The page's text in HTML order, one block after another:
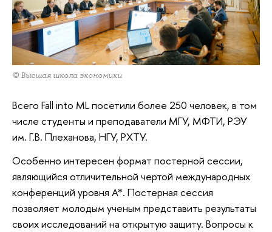
© Высшая школа экономики
Всего Fall into ML посетили более 250 человек, в том
числе студенты и преподаватели МГУ, МФТИ, РЭУ
им. Г.В. Плеханова, НГУ, РХТУ.
Особенно интересен формат постерной сессии,
являющийся отличительной чертой международных
конференций уровня А*. Постерная сессия
позволяет молодым ученым представить результаты
своих исследований на открытую защиту. Вопросы к